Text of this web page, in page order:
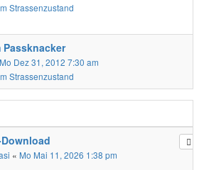
Strassenzustand
Mo Dez 31, 2012 7:30 am
Strassenzustand
« Mo Mai 11, 2026 1:38 pm